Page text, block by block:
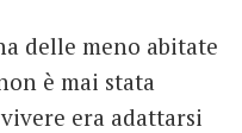
delle meno abitate
è mai stata
era adattarsi